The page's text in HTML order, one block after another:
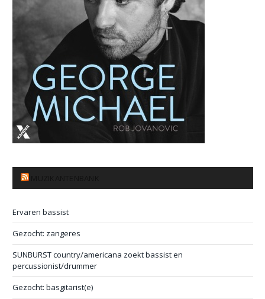
Ervaren bassist
Gezocht: zangeres
SUNBURST country/americana zoekt bassist en
percussionist/drummer
Gezocht: basgitarist(e)